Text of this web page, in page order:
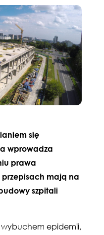
się
wprowadza
prawa
mają na
szpitali
epidemii,